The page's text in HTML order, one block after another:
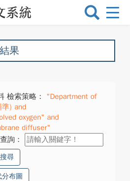
選
換
果
檢索策略：
"Department of
) and
oxygen" and
diffuser"
詢：
搜尋
布圖